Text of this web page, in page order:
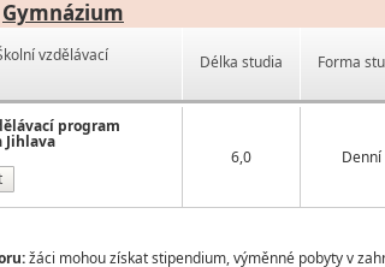
Gymnázium
vzdělávací
program
Jihlava
Délka studia Forma
6,0 Denní
žáci mohou získat stipendium, výměnné pobyty v